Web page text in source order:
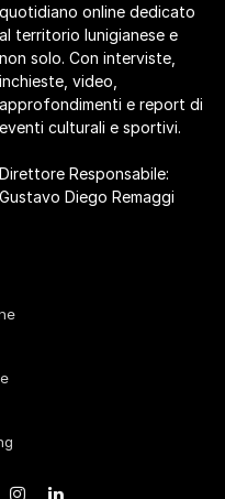
quotidiano online dedicato
al territorio lunigianese e
non solo. Con interviste,
inchieste, video,
approfondimenti e report di
eventi culturali e sportivi.
Direttore Responsabile:
Gustavo Diego Remaggi